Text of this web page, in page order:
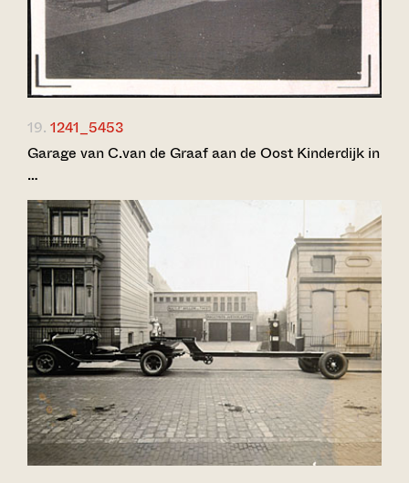
19. 1241_5453
Garage van C.van de Graaf aan de Oost Kinderdijk in
…